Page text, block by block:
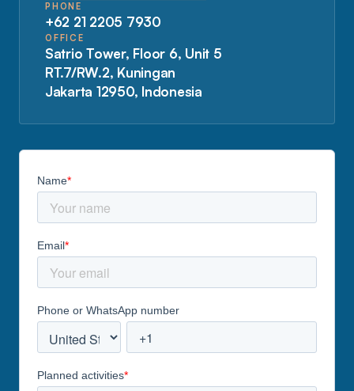
PHONE
+62 21 2205 7930
OFFICE
Satrio Tower, Floor 6, Unit 5
RT.7/RW.2, Kuningan
Jakarta 12950, Indonesia